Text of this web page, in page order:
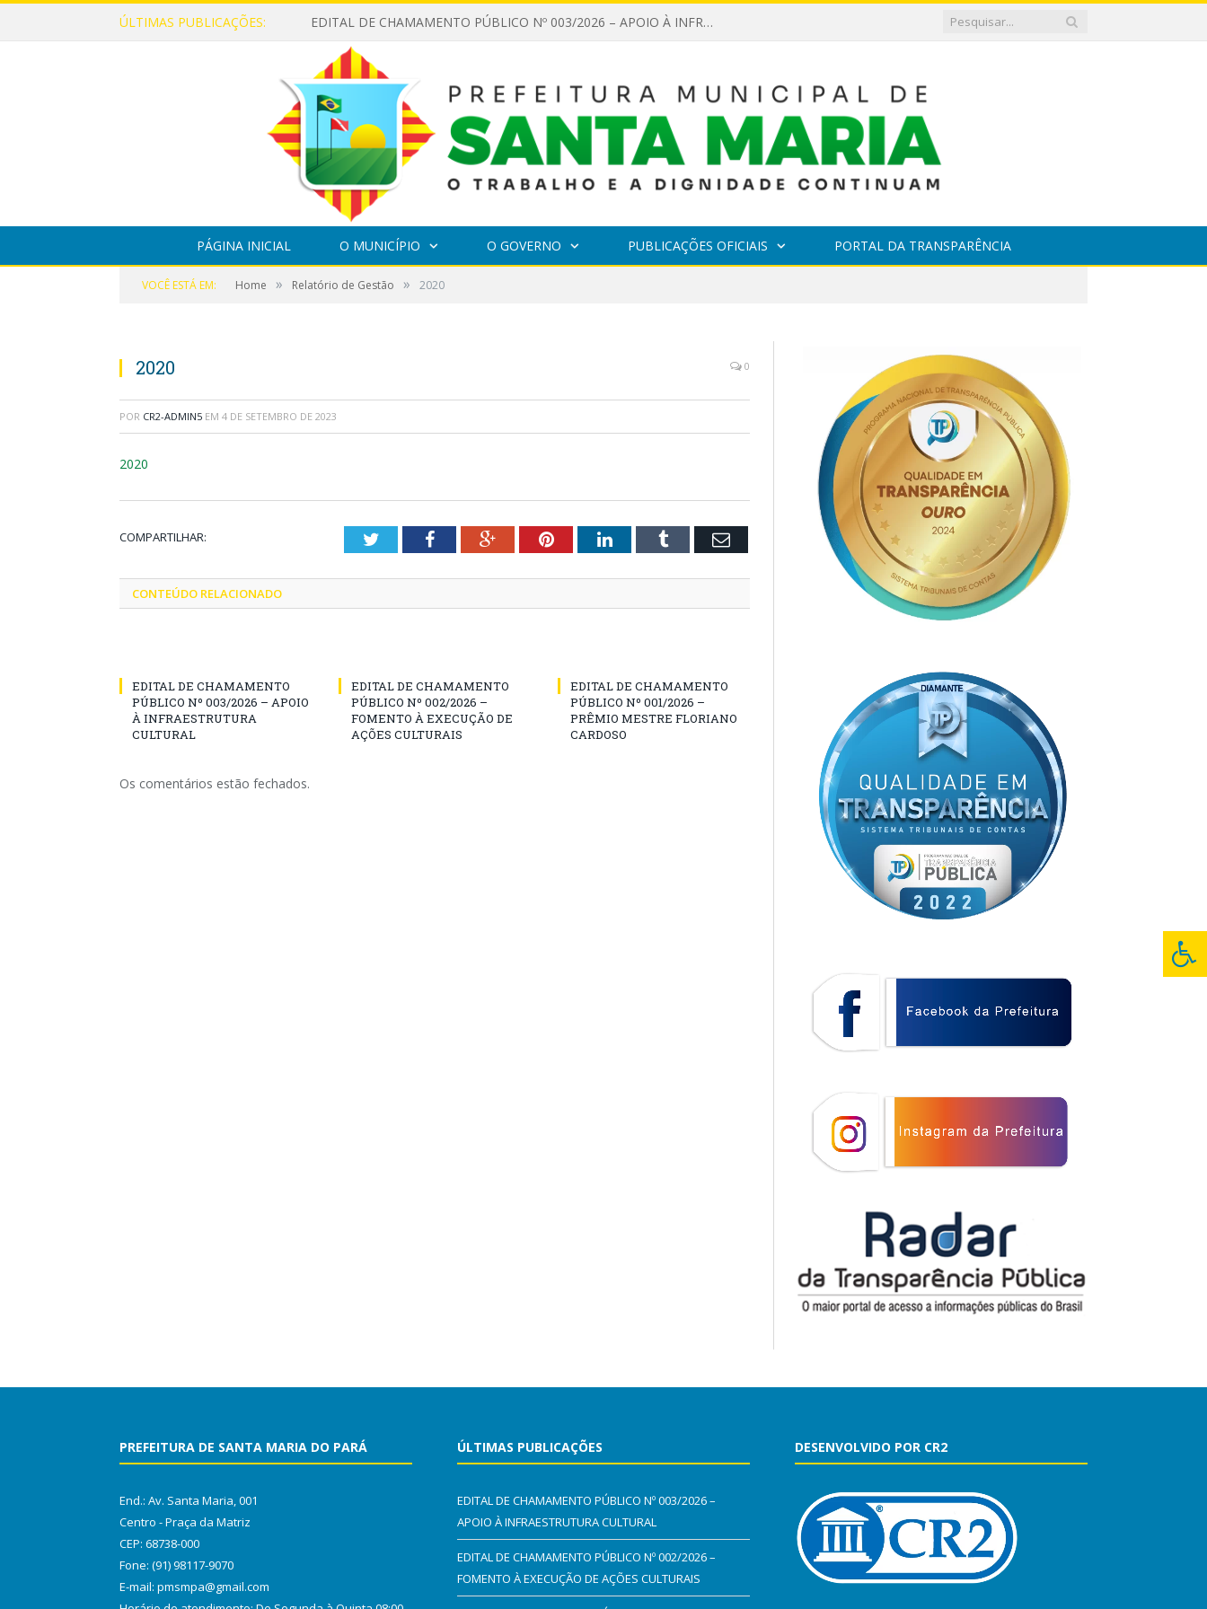
ÚLTIMAS PUBLICAÇÕES: EDITAL DE CHAMAMENTO PÚBLICO Nº 003/2026 – APOIO À INFRAESTRUTURA CULTURAL
PÁGINA INICIAL O MUNICÍPIO O GOVERNO PUBLICAÇÕES OFICIAIS PORTAL DA TRANSPARÊNCIA
VOCÊ ESTÁ EM: Home » Relatório de Gestão » 2020
2020 0
POR CR2-ADMIN5 EM 4 DE SETEMBRO DE 2023
2020
COMPARTILHAR: TwitterFacebookGoogle+PinterestLinkedInTumblr Email
CONTEÚDO RELACIONADO
EDITAL DE CHAMAMENTO
PÚBLICO Nº 003/2026 – APOIO
À INFRAESTRUTURA
CULTURAL
EDITAL DE CHAMAMENTO
PÚBLICO Nº 002/2026 –
FOMENTO À EXECUÇÃO DE
AÇÕES CULTURAIS
EDITAL DE CHAMAMENTO
PÚBLICO Nº 001/2026 –
PRÊMIO MESTRE FLORIANO
CARDOSO
Os comentários estão fechados.
PREFEITURA DE SANTA MARIA DO PARÁ
End.: Av. Santa Maria, 001
Centro - Praça da Matriz
CEP: 68738-000
Fone: (91) 98117-9070
E-mail: pmsmpa@gmail.com
ÚLTIMAS PUBLICAÇÕES
EDITAL DE CHAMAMENTO PÚBLICO Nº 003/2026 –
APOIO À INFRAESTRUTURA CULTURAL
EDITAL DE CHAMAMENTO PÚBLICO Nº 002/2026 –
FOMENTO À EXECUÇÃO DE AÇÕES CULTURAIS
DESENVOLVIDO POR CR2